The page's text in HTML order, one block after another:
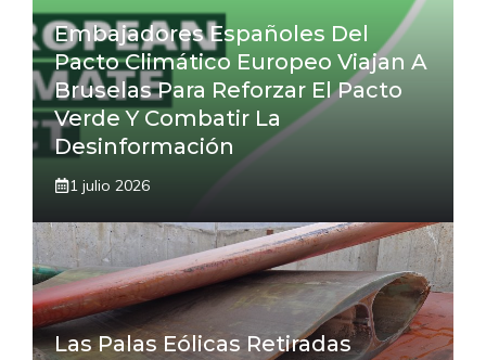
Embajadores Españoles Del
Pacto Climático Europeo Viajan A
Bruselas Para Reforzar El Pacto
Verde Y Combatir La
Desinformación
1 julio 2026
Las Palas Eólicas Retiradas